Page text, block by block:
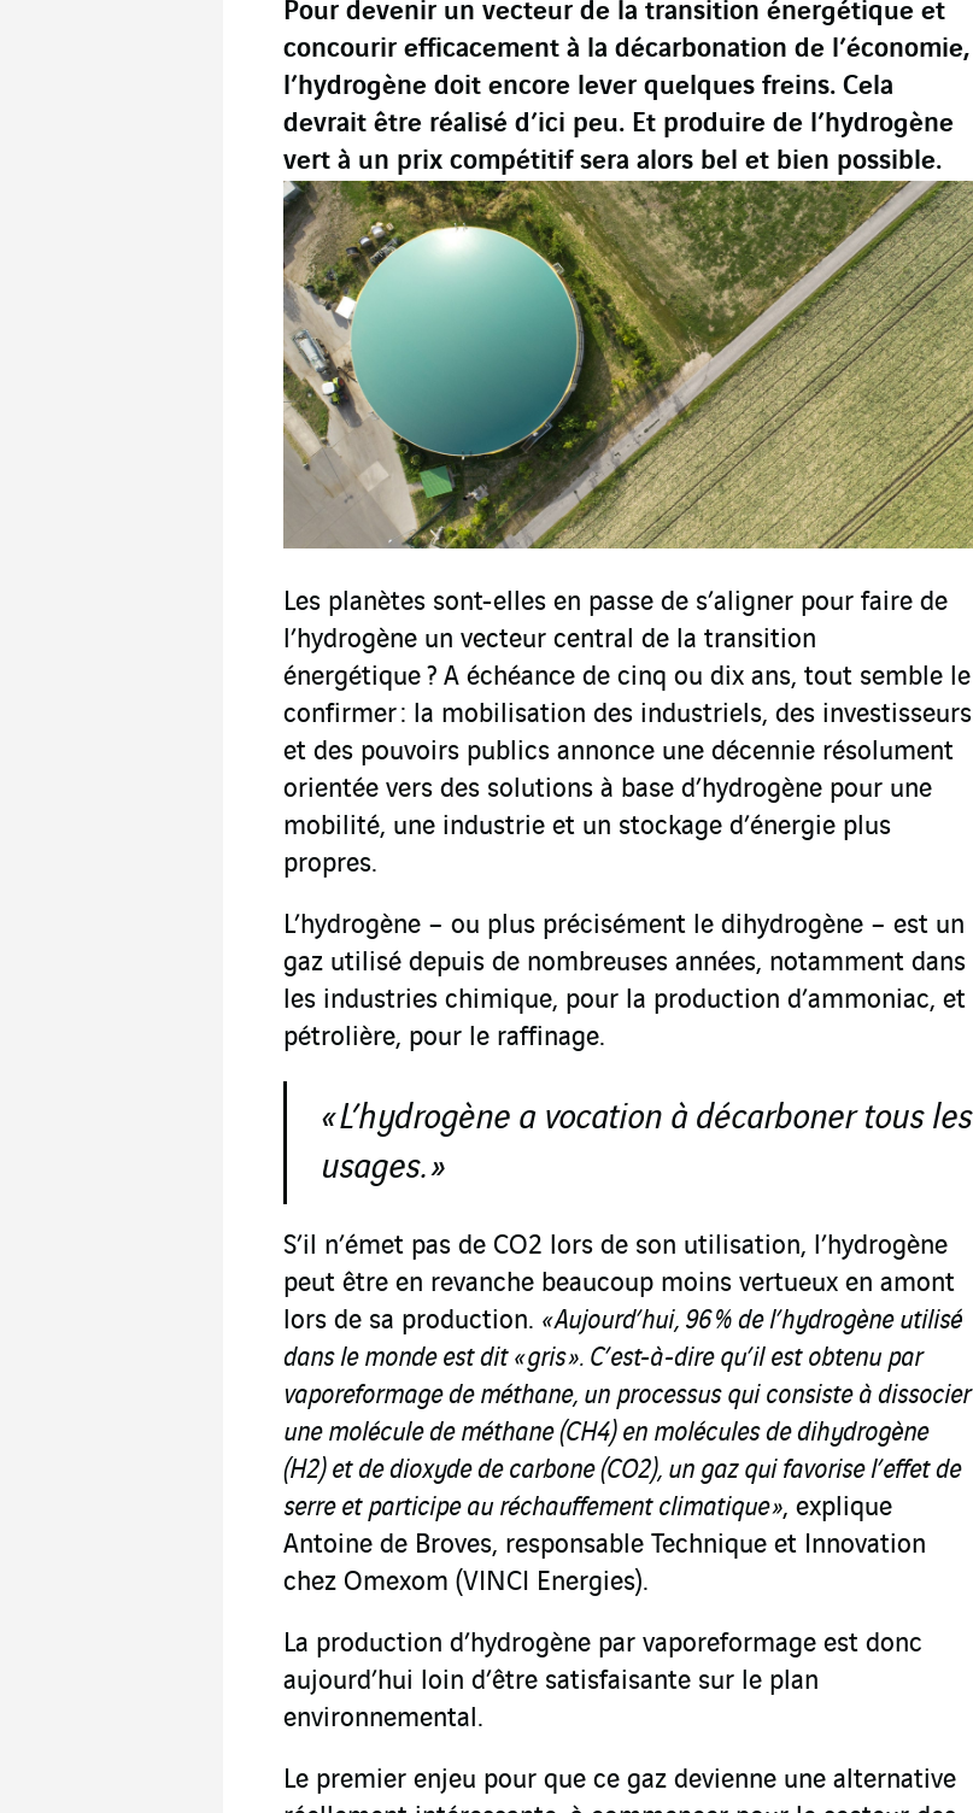
Pour devenir un vecteur de la transition énergétique et
concourir efficacement à la décarbonation de l’économie,
l’hydrogène doit encore lever quelques freins. Cela
devrait être réalisé d’ici peu. Et produire de l’hydrogène
vert à un prix compétitif sera alors bel et bien possible.
Les planètes sont-elles en passe de s’aligner pour faire de
l’hydrogène un vecteur central de la transition
énergétique ? A échéance de cinq ou dix ans, tout semble le
confirmer : la mobilisation des industriels, des investisseurs
et des pouvoirs publics annonce une décennie résolument
orientée vers des solutions à base d’hydrogène pour une
mobilité, une industrie et un stockage d’énergie plus
propres.
L’hydrogène – ou plus précisément le dihydrogène – est un
gaz utilisé depuis de nombreuses années, notamment dans
les industries chimique, pour la production d’ammoniac, et
pétrolière, pour le raffinage.
« L’hydrogène a vocation à décarboner tous les
usages.»
S’il n’émet pas de CO2 lors de son utilisation, l’hydrogène
peut être en revanche beaucoup moins vertueux en amont
lors de sa production. « Aujourd’hui, 96 % de l’hydrogène utilisé
dans le monde est dit « gris ». C’est-à-dire qu’il est obtenu par
vaporeformage de méthane, un processus qui consiste à dissocier
une molécule de méthane (CH4) en molécules de dihydrogène
(H2) et de dioxyde de carbone (CO2), un gaz qui favorise l’effet de
serre et participe au réchauffement climatique », explique
Antoine de Broves, responsable Technique et Innovation
chez Omexom (VINCI Energies).
La production d’hydrogène par vaporeformage est donc
aujourd’hui loin d’être satisfaisante sur le plan
environnemental.
Le premier enjeu pour que ce gaz devienne une alternative